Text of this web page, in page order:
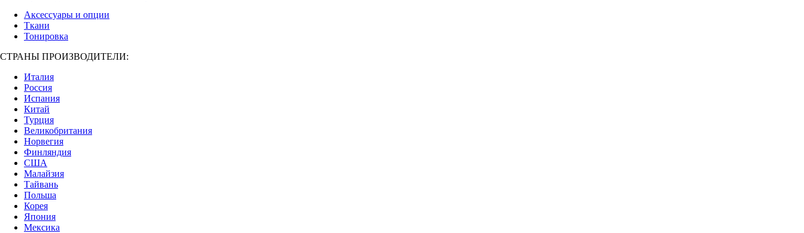
Аксессуары и опции
Ткани
Тонировка
СТРАНЫ ПРОИЗВОДИТЕЛИ:
Италия
Россия
Испания
Китай
Турция
Великобритания
Норвегия
Финляндия
США
Малайзия
Тайвань
Польша
Корея
Япония
Мексика